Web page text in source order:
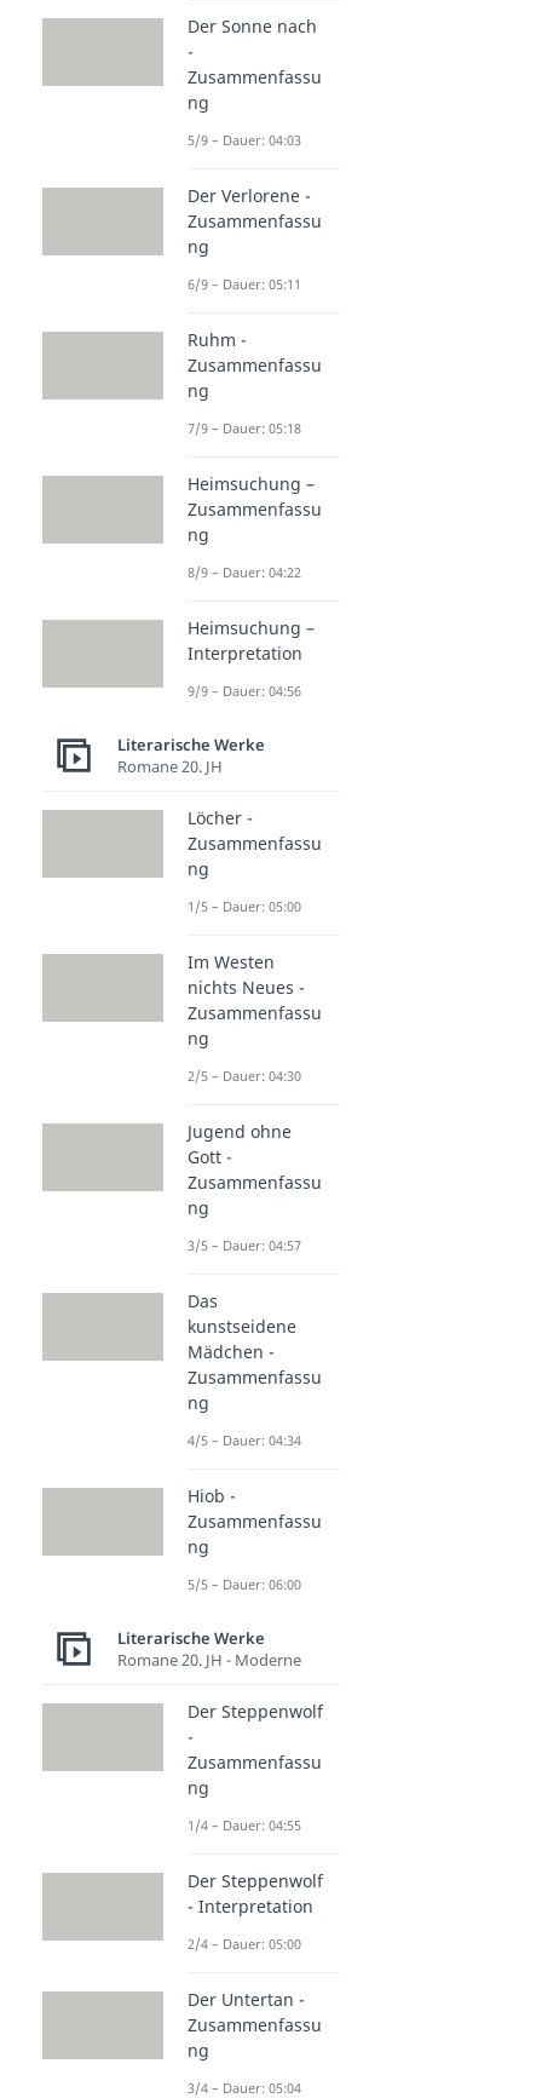
Der Sonne nach
-
Zusammenfassu
ng
5/9 – Dauer: 04:03
Der Verlorene -
Zusammenfassu
ng
6/9 – Dauer: 05:11
Ruhm -
Zusammenfassu
ng
7/9 – Dauer: 05:18
Heimsuchung –
Zusammenfassu
ng
8/9 – Dauer: 04:22
Heimsuchung –
Interpretation
9/9 – Dauer: 04:56
Literarische Werke
Romane 20. JH
Löcher -
Zusammenfassu
ng
1/5 – Dauer: 05:00
Im Westen
nichts Neues -
Zusammenfassu
ng
2/5 – Dauer: 04:30
Jugend ohne
Gott -
Zusammenfassu
ng
3/5 – Dauer: 04:57
Das
kunstseidene
Mädchen -
Zusammenfassu
ng
4/5 – Dauer: 04:34
Hiob -
Zusammenfassu
ng
5/5 – Dauer: 06:00
Literarische Werke
Romane 20. JH - Moderne
Der Steppenwolf
-
Zusammenfassu
ng
1/4 – Dauer: 04:55
Der Steppenwolf
- Interpretation
2/4 – Dauer: 05:00
Der Untertan -
Zusammenfassu
ng
3/4 – Dauer: 05:04